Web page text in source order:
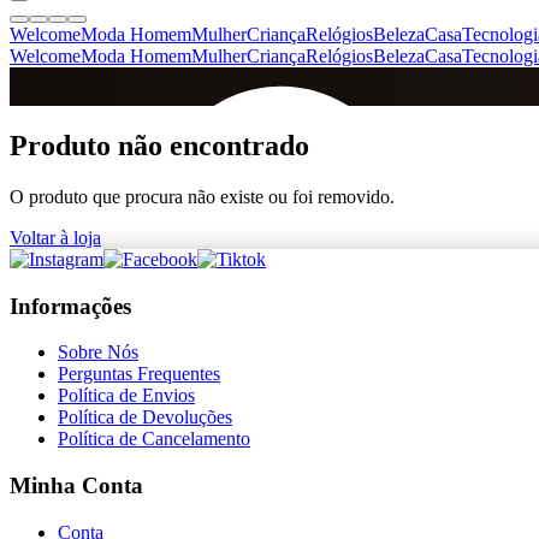
WelcomeModa HomemMulherCriançaRelógiosBelezaCasa
WelcomeModa HomemMulherCriançaRelógiosBelezaCasa
+de 36.000 reviews
Produto não encontrado
O produto que procura não existe ou foi removido.
Voltar à loja
Informações
Sobre Nós
Perguntas Frequentes
Política de Envios
Política de Devoluções
Política de Cancelamento
Minha Conta
Conta